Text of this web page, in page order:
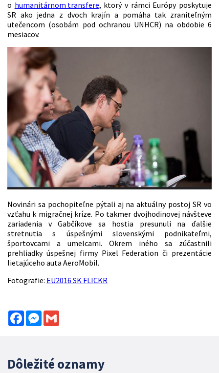
o humanitárnom transfere, ktorý v rámci Európy poskytuje
SR ako jedna z dvoch krajín a pomáha tak zraniteľným
utečencom (osobám pod ochranou UNHCR) na obdobie 6
mesiacov.
Novinári sa pochopiteľne pýtali aj na aktuálny postoj SR vo
vzťahu k migračnej kríze. Po takmer dvojhodinovej návšteve
zariadenia v Gabčíkove sa hostia presunuli na ďalšie
stretnutia s úspešnými slovenskými podnikateľmi,
športovcami a umelcami. Okrem iného sa zúčastnili
prehliadky úspešnej firmy Pixel Federation či prezentácie
lietajúceho auta AeroMobil.
Fotografie: EU2016 SK FLICKR
FacebookMessenger
Dôležité oznamy